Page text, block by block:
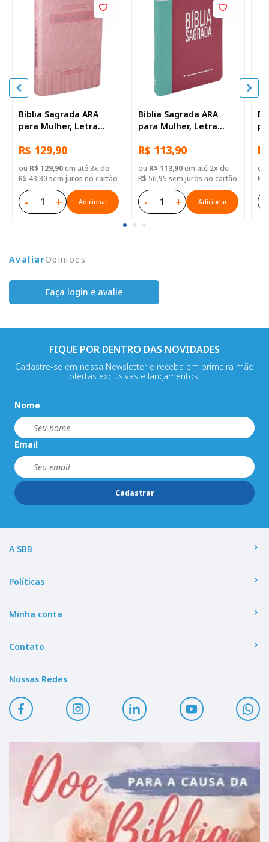
Bíblia Sagrada ARA
para Mulher, Letra
Capa Couro Sintético
Rosa Claro
R$ 129,90
ou R$ 129,90em até 3x de
R$ 43,30 sem juros no cartão
- + Adicionar
Bíblia Sagrada ARA
para Mulher, Letra
Capa Couro Sintético
Rosa Duotone
R$ 113,90
ou R$ 113,90em até 2x de
R$ 56,95 sem juros no cartão
- + Adicionar
ou
R$
AvaliarOpiniões
Faça login e avalie
FIQUE POR DENTRO DAS NOVIDADES
Cadastre-se em nossa Newsletter e receba em primeira mão
ofertas exclusivas e lançamentos.
Nome
Email
Cadastrar
A SBB
Políticas
Minha conta
Contato
Nossas Redes